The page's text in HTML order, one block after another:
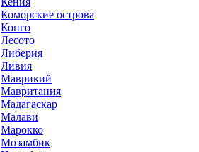
Коморские острова
Конго
Лесото
Либерия
Ливия
Маврикий
Мавритания
Мадагаскар
Малави
Марокко
Мозамбик